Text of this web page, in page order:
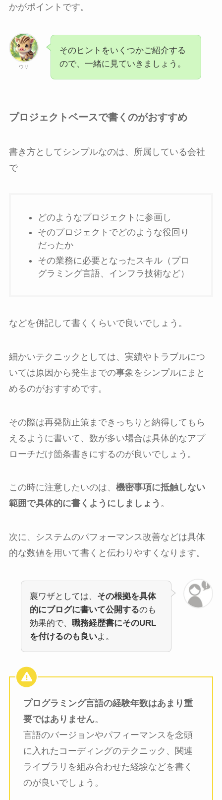
かがポイントです。
ウリ
そのヒントをいくつかご紹介する
ので、一緒に見ていきましょう。
プロジェクトベースで書くのがおすすめ
書き方としてシンプルなのは、所属している会社
で
どのようなプロジェクトに参画し
そのプロジェクトでどのような役回り
だったか
その業務に必要となったスキル（プロ
グラミング言語、インフラ技術など）
などを併記して書くくらいで良いでしょう。
細かいテクニックとしては、実績やトラブルにつ
いては原因から発生までの事象をシンプルにまと
めるのがおすすめです。
その際は再発防止策まできっちりと納得してもら
えるように書いて、数が多い場合は具体的なアプ
ローチだけ箇条書きにするのが良いでしょう。
この時に注意したいのは、 機密事項に抵触しない
範囲で具体的に書くようにしましょう 。
次に、システムのパフォーマンス改善などは具体
的な数値を用いて書くと伝わりやすくなります。
裏ワザとしては、 その根拠を具体
的にブログに書いて公開するのも
効果的で、 職務経歴書にそのURL
を付けるのも良いよ。
プログラミング言語の経験年数はあまり重
要ではありません。
言語のバージョンやパフィーマンスを念頭
に入れたコーディングのテクニック、関連
ライブラリを組み合わせた経験などを書く
のが良いでしょう。